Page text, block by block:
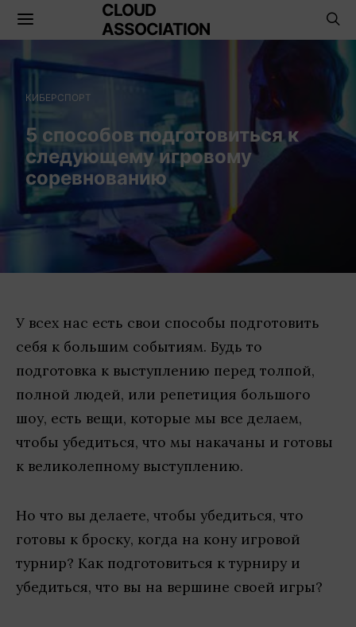
CLOUD
ASSOCIATION
КИБЕРСПОРТ
5 способов подготовиться к
следующему игровому
соревнованию
У всех нас есть свои способы подготовить
себя к большим событиям. Будь то
подготовка к выступлению перед толпой,
полной людей, или репетиция большого
шоу, есть вещи, которые мы все делаем,
чтобы убедиться, что мы накачаны и готовы
к великолепному выступлению.
Но что вы делаете, чтобы убедиться, что
готовы к броску, когда на кону игровой
турнир? Как подготовиться к турниру и
убедиться, что вы на вершине своей игры?